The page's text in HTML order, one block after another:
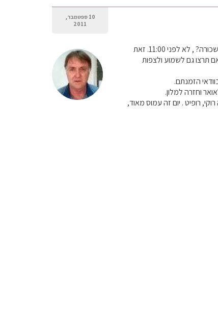
10 ספטמבר,
2011
אני מבין שהנחיתה מתוכננת ל 10:00 . בהנחה שאכן זה גם יהיה הזמן בפועל, הרי שתצאו עם המכונית השכורה? , לא לפני 11:00. זאת
תגיעו בזמן כדי לטייל, ואם תרצו גם לשמוע ולצפות
הזמנתם.
וחזרה למלון.
רופיט . יום זה עמוס מאוד,